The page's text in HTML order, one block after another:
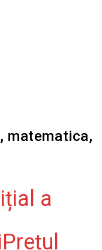
matematica,
a
Prețul